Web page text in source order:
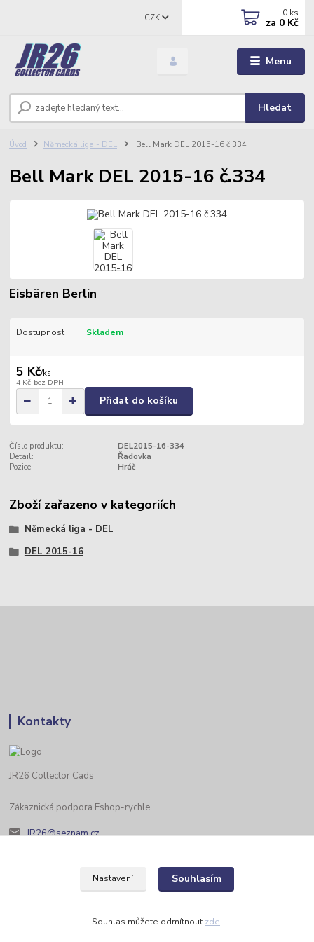
Menu
CZK
Hledat
0 ks
za 0 Kč
Úvod Německá liga - DEL Bell Mark DEL 2015-16 č.334
Bell Mark DEL 2015-16 č.334
Eisbären Berlin
Dostupnost Skladem
5 Kč/ks
4 Kč bez DPH
Přidat do košíku
Číslo produktu:
DEL2015-16-334
Detail:
Řadovka
Pozice:
Hráč
Zboží zařazeno v kategoriích
Německá liga - DEL
DEL 2015-16
Kontakty
JR26 Collector Cads
Zákaznická podpora Eshop-rychle
JR26@seznam.cz
Nastavení Souhlasím
Souhlas můžete odmítnout zde.